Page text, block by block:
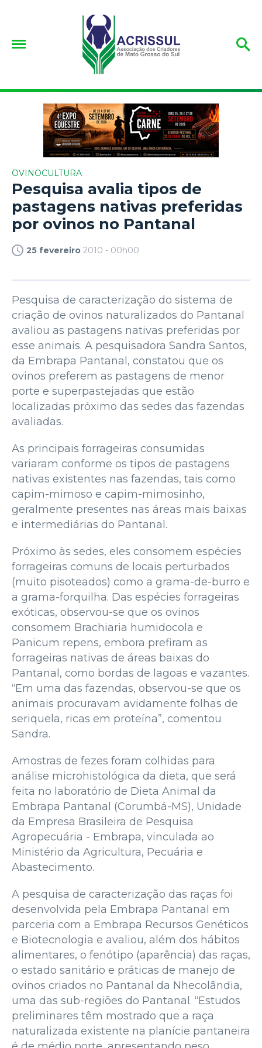
OVINOCULTURA
Pesquisa avalia tipos de
pastagens nativas preferidas
por ovinos no Pantanal
25 fevereiro 2010 - 00h00
Pesquisa de caracterização do sistema de
criação de ovinos naturalizados do Pantanal
avaliou as pastagens nativas preferidas por
esse animais. A pesquisadora Sandra Santos,
da Embrapa Pantanal, constatou que os
ovinos preferem as pastagens de menor
porte e superpastejadas que estão
localizadas próximo das sedes das fazendas
avaliadas.
As principais forrageiras consumidas
variaram conforme os tipos de pastagens
nativas existentes nas fazendas, tais como
capim-mimoso e capim-mimosinho,
geralmente presentes nas áreas mais baixas
e intermediárias do Pantanal.
Próximo às sedes, eles consomem espécies
forrageiras comuns de locais perturbados
(muito pisoteados) como a grama-de-burro e
a grama-forquilha. Das espécies forrageiras
exóticas, observou-se que os ovinos
consomem Brachiaria humidocola e
Panicum repens, embora prefiram as
forrageiras nativas de áreas baixas do
Pantanal, como bordas de lagoas e vazantes.
“Em uma das fazendas, observou-se que os
animais procuravam avidamente folhas de
seriquela, ricas em proteína”, comentou
Sandra.
Amostras de fezes foram colhidas para
análise microhistológica da dieta, que será
feita no laboratório de Dieta Animal da
Embrapa Pantanal (Corumbá-MS), Unidade
da Empresa Brasileira de Pesquisa
Agropecuária - Embrapa, vinculada ao
Ministério da Agricultura, Pecuária e
Abastecimento.
A pesquisa de caracterização das raças foi
desenvolvida pela Embrapa Pantanal em
parceria com a Embrapa Recursos Genéticos
e Biotecnologia e avaliou, além dos hábitos
alimentares, o fenótipo (aparência) das raças,
o estado sanitário e práticas de manejo de
ovinos criados no Pantanal da Nhecolândia,
uma das sub-regiões do Pantanal. “Estudos
preliminares têm mostrado que a raça
naturalizada existente na planície pantaneira